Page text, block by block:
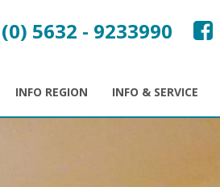
INFO REGION INFO & SERVICE
5632 - 9233990